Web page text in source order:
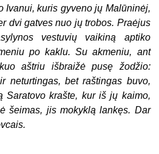
Ivanui, kuris gyveno jų Malūninėj,
dvi gatves nuo jų trobos. Praėjus
vestuvių vaikiną aptiko
po kaklu. Su akmeniu, ant
aštriu išbraižė pusę žodžio:
neturtingas, bet raštingas buvo,
Saratovo krašte, kur iš jų kaimo,
šeimas, jis mokyklą lankęs. Dar